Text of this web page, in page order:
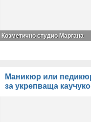
Козметично студио Маргана
Маникюр или
за укрепваща